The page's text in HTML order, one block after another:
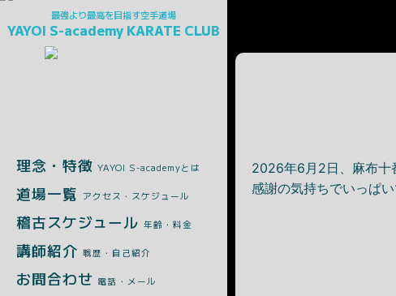
最強より最高を目指す空手道場
YAYOI S-academy KARATE CLUB
理念・特徴 YAYOI S-academyとは
道場一覧 アクセス・スケジュール
稽古スケジュール 年齢・料金
講師紹介 戦歴・自己紹介
お問合わせ 電話・メール
2026年6月2日、麻布十
感謝の気持ちでいっぱ